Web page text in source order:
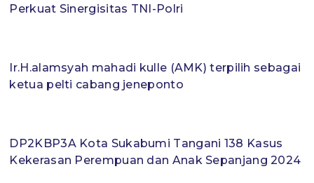
Perkuat Sinergisitas TNI-Polri
Ir.H.alamsyah mahadi kulle (AMK) terpilih sebagai
ketua pelti cabang jeneponto
DP2KBP3A Kota Sukabumi Tangani 138 Kasus
Kekerasan Perempuan dan Anak Sepanjang 2024